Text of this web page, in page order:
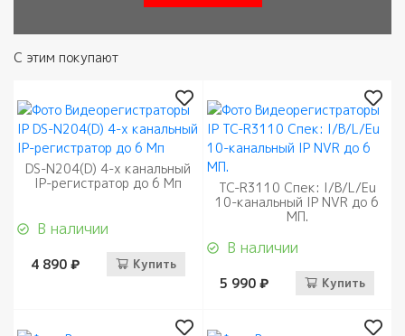
С этим покупают
DS-N204(D) 4-х канальный
IP-регистратор до 6 Мп
В наличии
4 890 ₽ Купить
TC-R3110 Спек: I/B/L/Eu
10-канальный IP NVR до 6
МП.
В наличии
5 990 ₽ Купить